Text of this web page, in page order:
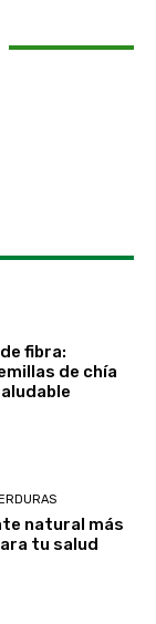
fibra:
de chía
natural más
tu salud